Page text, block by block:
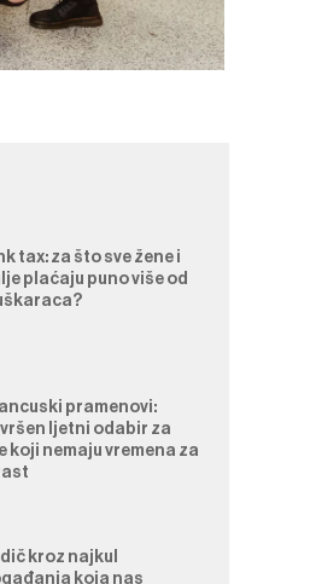
tax: za što sve žene i
plaćaju puno više od
pramenovi:
ljetni odabir za
koji nemaju vremena za
kroz najkul
koja nas